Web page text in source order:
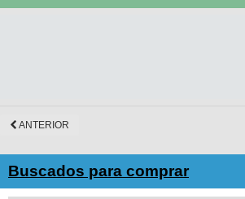
ANTERIOR
Buscados para comprar